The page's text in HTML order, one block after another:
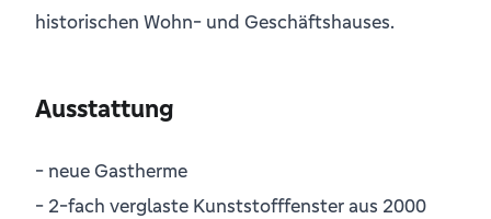
historischen Wohn- und Geschäftshauses.
Ausstattung
- neue Gastherme
- 2-fach verglaste Kunststofffenster aus 2000